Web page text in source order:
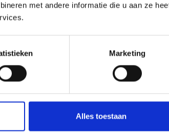
met andere informatie die u aan ze
Marketing
Alles toestaan
bronze 383 | 4050 x